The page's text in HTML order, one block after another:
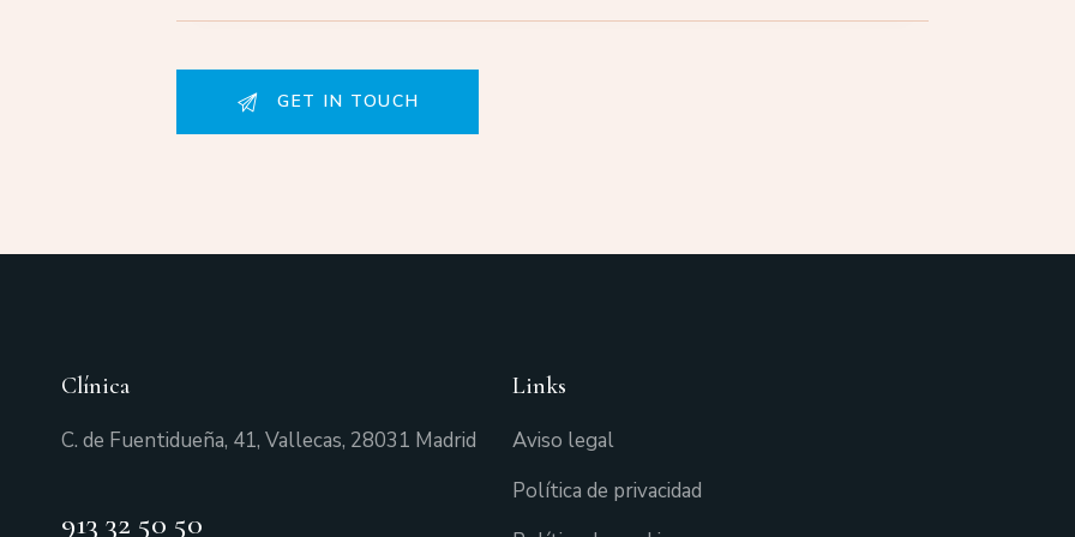
Clínica
C. de Fuentidueña, 41, Vallecas, 28031 Madrid
913 32 50 50
Links
Aviso legal
Política de privacidad